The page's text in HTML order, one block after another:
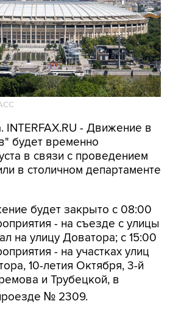
INTERFAX.RU - Движение в
будет временно
в связи с проведением
в столичном департаменте
будет закрыто с 08:00
- на съезде с улицы
на улицу Доватора; с 15:00
- на участках улиц
10-летия Октября, 3-й
и Трубецкой, в
№ 2309.